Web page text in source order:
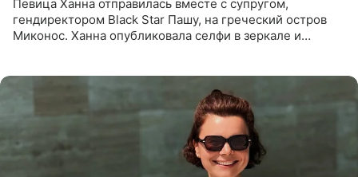
Певица Ханна отправилась вместе с супругом,
гендиректором Black Star Пашу, на греческий остров
Миконос. Ханна опубликовала селфи в зеркале и